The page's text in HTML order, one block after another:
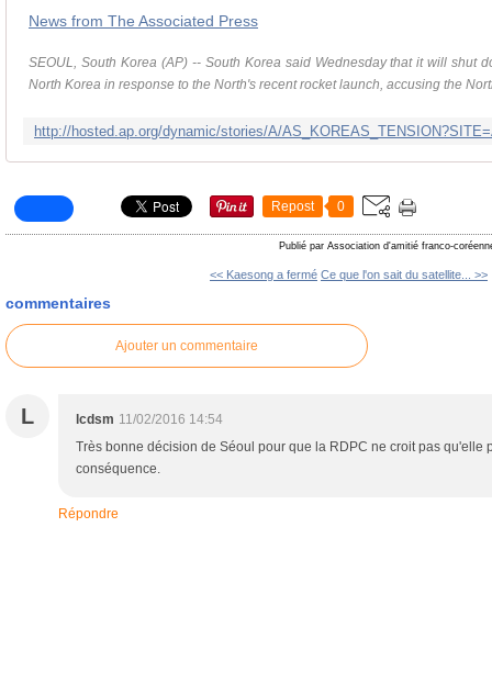
News from The Associated Press
SEOUL, South Korea (AP) -- South Korea said Wednesday that it will shut
North Korea in response to the North's recent rocket launch, accusing the
Repost 0
Publié par Association d'amitié franco-
<< Kaesong a fermé Ce que l'on sait du satellite... >>
commentaires
Ajouter un commentaire
L lcdsm 11/02/2016 14:54
Très bonne décision de Séoul pour que la RDPC ne croit pas qu'elle
conséquence.
Répondre